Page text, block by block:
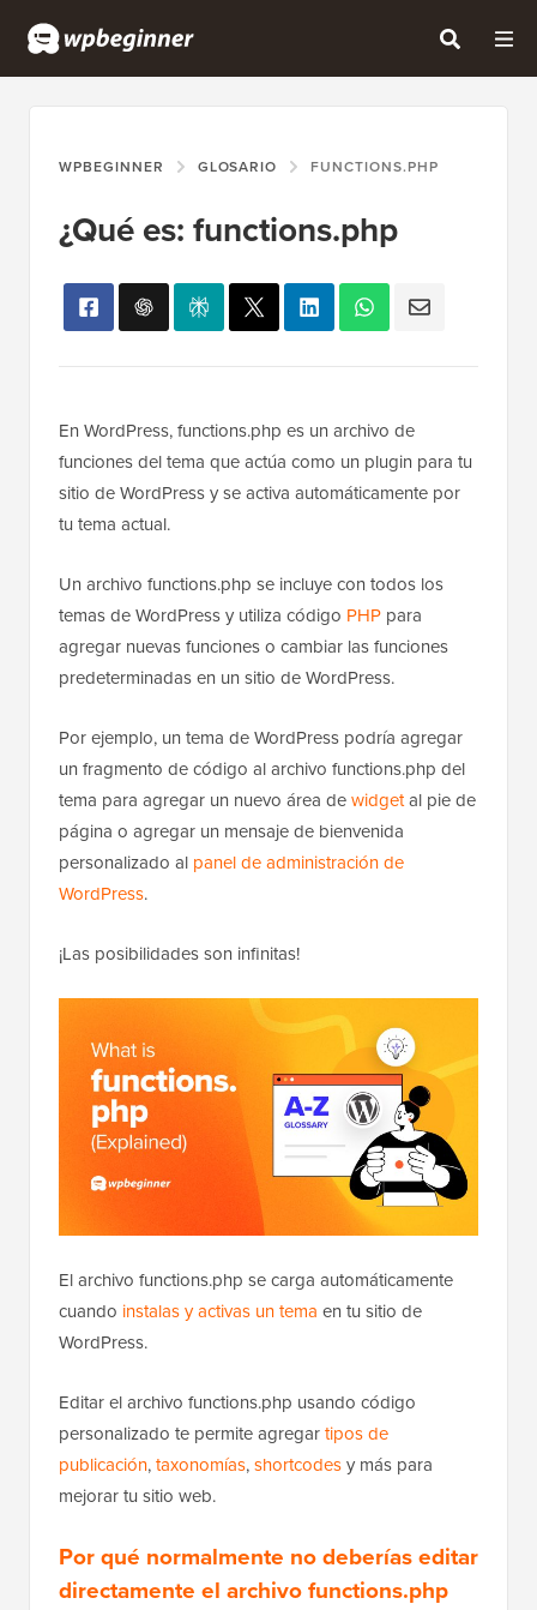
WPBEGINNER GLOSARIO FUNCTIONS.PHP
¿Qué es: functions.php
En WordPress, functions.php es un archivo de
funciones del tema que actúa como un plugin para tu
sitio de WordPress y se activa automáticamente por
tu tema actual.
Un archivo functions.php se incluye con todos los
temas de WordPress y utiliza código PHP para
agregar nuevas funciones o cambiar las funciones
predeterminadas en un sitio de WordPress.
Por ejemplo, un tema de WordPress podría agregar
un fragmento de código al archivo functions.php del
tema para agregar un nuevo área dewidgetal pie de
página o agregar un mensaje de bienvenida
personalizado al panel de administración de
WordPress.
¡Las posibilidades son infinitas!
El archivo functions.php se carga automáticamente
cuando instalas y activas un tema en tu sitio de
WordPress.
Editar el archivo functions.php usando código
personalizado te permite agregartipos de
publicación,taxonomías,shortcodesy más para
mejorar tu sitio web.
Por qué normalmente no deberías editar
directamente el archivo functions.php